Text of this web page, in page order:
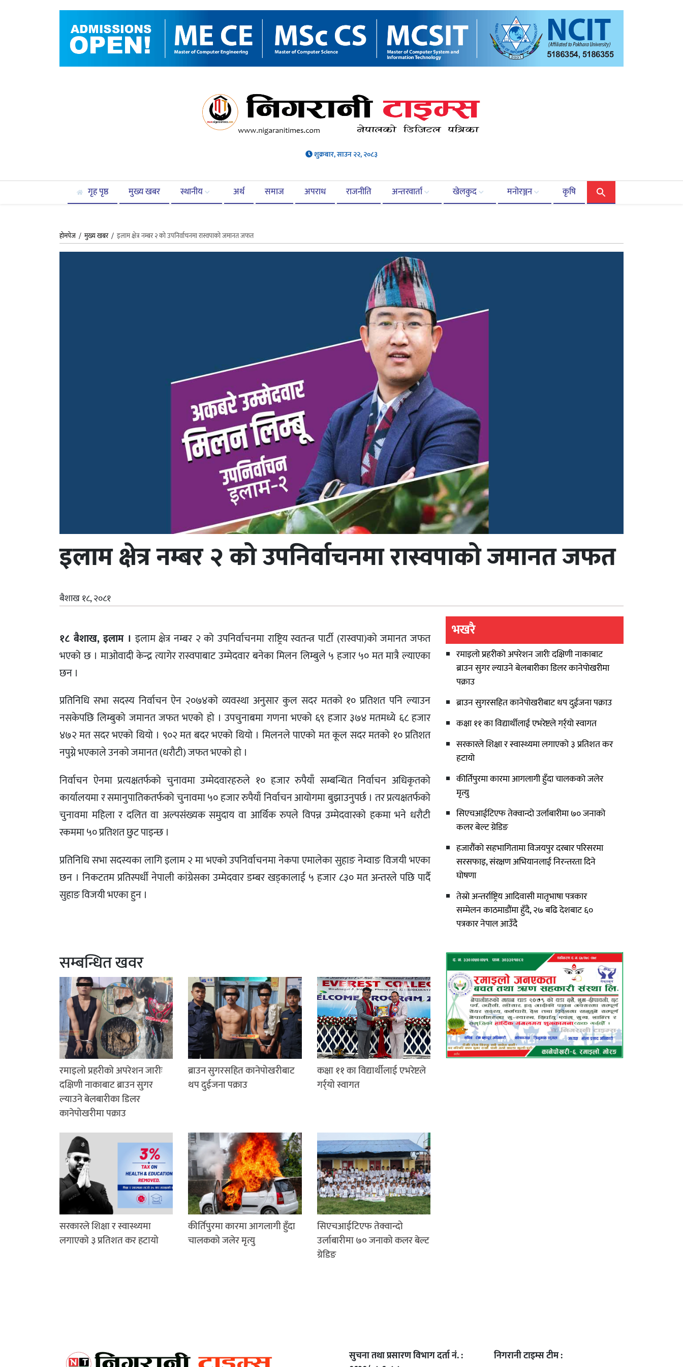
शुक्रबार, साउन २२, २०८३
गृह पृष्ठ मुख्य खबर स्थानीय अर्थ समाज अपराध राजनीति अन्तरवार्ता खेलकुद मनोरञ्जन कृषि
होमपेज /मुख्य खबर/ इलाम क्षेत्र नम्बर २ को उपनिर्वाचनमा रास्वपाको जमानत जफत
इलाम क्षेत्र नम्बर २ को उपनिर्वाचनमा रास्वपाको जमानत जफत
बैशाख १८, २०८१
१८ बैशाख, इलाम । इलाम क्षेत्र नम्बर २ को उपनिर्वाचनमा राष्ट्रिय स्वतन्त्र पार्टी (रास्वपा)को जमानत जफत
भएको छ । माओवादी केन्द्र त्यागेर रास्वपाबाट उम्मेदवार बनेका मिलन लिम्बुले ५ हजार ५० मत मात्रै ल्याएका
छन ।
प्रतिनिधि सभा सदस्य निर्वाचन ऐन २०७४को व्यवस्था अनुसार कुल सदर मतको १० प्रतिशत पनि ल्याउन
नसकेपछि लिम्बुको जमानत जफत भएको हो । उपचुनाबमा गणना भएको ६९ हजार ३७४ मतमध्ये ६८ हजार
४७२ मत सदर भएको थियो । ९०२ मत बदर भएको थियो । मिलनले पाएको मत कूल सदर मतको १० प्रतिशत
नपुग्ने भएकाले उनको जमानत (धरौटी) जफत भएको हो ।
निर्वाचन ऐनमा प्रत्यक्षतर्फको चुनावमा उम्मेदवारहरुले १० हजार रुपैयाँ सम्बन्धित निर्वाचन अधिकृतको
कार्यालयमा र समानुपातिकतर्फको चुनावमा ५० हजार रुपैयाँ निर्वाचन आयोगमा बुझाउनुपर्छ । तर प्रत्यक्षतर्फको
चुनावमा महिला र दलित वा अल्पसंख्यक समुदाय वा आर्थिक रुपले विपन्न उम्मेदवारको हकमा भने धरौटी
रकममा ५० प्रतिशत छुट पाइन्छ ।
प्रतिनिधि सभा सदस्यका लागि इलाम २ मा भएको उपनिर्वाचनमा नेकपा एमालेका सुहाङ नेम्वाङ विजयी भएका
छन । निकटतम प्रतिस्पर्धी नेपाली कांग्रेसका उम्मेदवार डम्बर खड्कालाई ५ हजार ८३० मत अन्तरले पछि पार्दै
सुहाङ विजयी भएका हुन ।
सम्बन्धित खवर
रमाइलो प्रहरीको अपरेशन जारीः
दक्षिणी नाकाबाट ब्राउन सुगर
ल्याउने बेलबारीका डिलर
कानेपोखरीमा पक्राउ
ब्राउन सुगरसहित कानेपोखरीबाट
थप दुईजना पक्राउ
कक्षा ११ का विद्यार्थीलाई एभरेष्टले
गर्र्यो स्वागत
सरकारले शिक्षा र स्वास्थ्यमा
लगाएको ३ प्रतिशत कर हटायो
कीर्तिपुरमा कारमा आगलागी हुँदा
चालकको जलेर मृत्यु
सिएचआईटिएफ तेक्वान्दो
उर्लाबारीमा ७० जनाको कलर बेल्ट
ग्रेडिङ
भखरै
रमाइलो प्रहरीको अपरेशन जारीः दक्षिणी नाकाबाट
ब्राउन सुगर ल्याउने बेलबारीका डिलर कानेपोखरीमा
पक्राउ
ब्राउन सुगरसहित कानेपोखरीबाट थप दुईजना पक्राउ
कक्षा ११ का विद्यार्थीलाई एभरेष्टले गर्र्यो स्वागत
सरकारले शिक्षा र स्वास्थ्यमा लगाएको ३ प्रतिशत कर
हटायो
कीर्तिपुरमा कारमा आगलागी हुँदा चालकको जलेर
मृत्यु
सिएचआईटिएफ तेक्वान्दो उर्लाबारीमा ७० जनाको
कलर बेल्ट ग्रेडिङ
हजारौंको सहभागितामा विजयपुर दरबार परिसरमा
सरसफाइ, संरक्षण अभियानलाई निरन्तरता दिने
घोषणा
तेस्रो अन्तर्राष्ट्रिय आदिवासी मातृभाषा पत्रकार
सम्मेलन काठमाडौंमा हुँदै, २७ बढि देशबाट ६०
पत्रकार नेपाल आउँदै
सुचना तथा प्रसारण विभाग दर्ता नं. :
निगरानी टाइम्स टीम :